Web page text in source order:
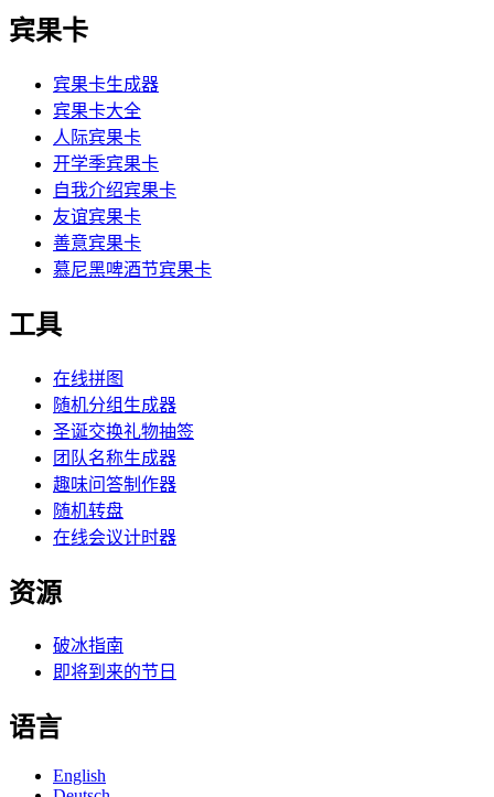
宾果卡
宾果卡生成器
宾果卡大全
人际宾果卡
开学季宾果卡
自我介绍宾果卡
友谊宾果卡
善意宾果卡
慕尼黑啤酒节宾果卡
工具
在线拼图
随机分组生成器
圣诞交换礼物抽签
团队名称生成器
趣味问答制作器
随机转盘
在线会议计时器
资源
破冰指南
即将到来的节日
语言
English